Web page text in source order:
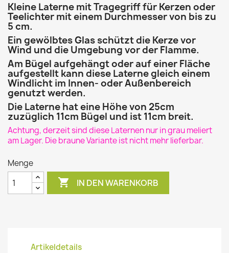
Kleine Laterne mit Tragegriff für Kerzen oder
Teelichter mit einem Durchmesser von bis zu
5 cm.
Ein gewölbtes Glas schützt die Kerze vor
Wind und die Umgebung vor der Flamme.
Am Bügel aufgehängt oder auf einer Fläche
aufgestellt kann diese Laterne gleich einem
Windlicht im Innen- oder Außenbereich
genutzt werden.
Die Laterne hat eine Höhe von 25cm
zuzüglich 11cm Bügel und ist 11cm breit.
Achtung, derzeit sind diese Laternen nur in grau meliert
am Lager. Die braune Variante ist nicht mehr lieferbar.
Menge
 IN DEN WARENKORB
Artikeldetails